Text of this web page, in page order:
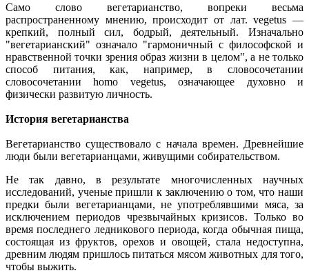
Само слово вегетарианство, вопреки весьма
распространенному мнению, происходит от лат. vegetus —
крепкий, полный сил, бодрый, деятельный. Изначально
"вегетарианский" означало "гармоничный с философской и
нравственной точки зрения образ жизни в целом", а не только
способ питания, как, например, в словосочетании
словосочетании homo vegetus, означающее духовно и
физически развитую личность.
История вегетарианства
Вегетарианство существовало с начала времен. Древнейшие
люди были вегетарианцами, живущими собирательством.
Не так давно, в результате многочисленных научных
исследований, ученые пришли к заключению о том, что наши
предки были вегетарианцами, не употреблявшими мяса, за
исключением периодов чрезвычайных кризисов. Только во
время последнего ледникового периода, когда обычная пища,
состоящая из фруктов, орехов и овощей, стала недоступна,
древним людям пришлось питаться мясом животных для того,
чтобы выжить.